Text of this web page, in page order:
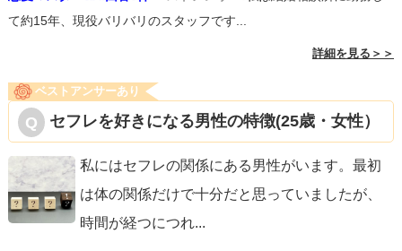
て約15年、現役バリバリのスタッフです...
詳細を見る＞＞
ベストアンサーあり
セフレを好きになる男性の特徴(25歳・女性）
私にはセフレの関係にある男性がいます。最初
は体の関係だけで十分だと思っていましたが、
時間が経つにつれ...